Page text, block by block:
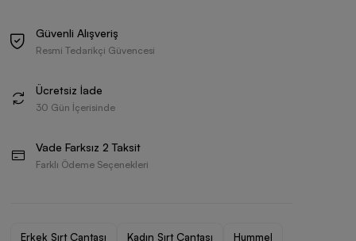
Güvenli Alışveriş
Resmi Tedarikçi Güvencesi
Ücretsiz İade
30 Gün İçerisinde
Vade Farksız 2 Taksit
Farklı Ödeme Seçenekleri
Erkek Sırt Çantası Kadın Sırt Çantası Hummel